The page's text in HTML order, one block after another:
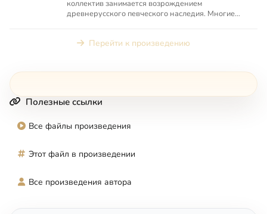
коллектив занимается возрождением
древнерусского певческого наследия. Многие
Перейти к произведению
Полезные ссылки
Все файлы произведения
Этот файл в произведении
Все произведения автора